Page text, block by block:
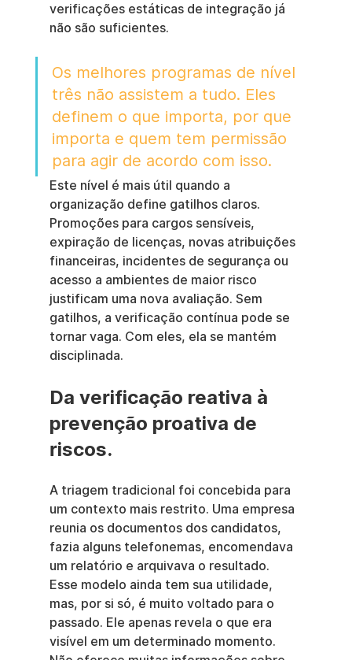
verificações estáticas de integração já
não são suficientes.
Os melhores programas de nível
três não assistem a tudo. Eles
definem o que importa, por que
importa e quem tem permissão
para agir de acordo com isso.
Este nível é mais útil quando a
organização define gatilhos claros.
Promoções para cargos sensíveis,
expiração de licenças, novas atribuições
financeiras, incidentes de segurança ou
acesso a ambientes de maior risco
justificam uma nova avaliação. Sem
gatilhos, a verificação contínua pode se
tornar vaga. Com eles, ela se mantém
disciplinada.
Da verificação reativa à
prevenção proativa de
riscos.
A triagem tradicional foi concebida para
um contexto mais restrito. Uma empresa
reunia os documentos dos candidatos,
fazia alguns telefonemas, encomendava
um relatório e arquivava o resultado.
Esse modelo ainda tem sua utilidade,
mas, por si só, é muito voltado para o
passado. Ele apenas revela o que era
visível em um determinado momento.